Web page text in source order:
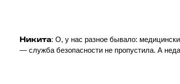
Никита: О, у нас разное бывало:
— служба безопасности не пропустила. А